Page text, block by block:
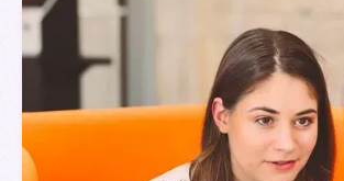
Global business strategy
Business Series Seminars